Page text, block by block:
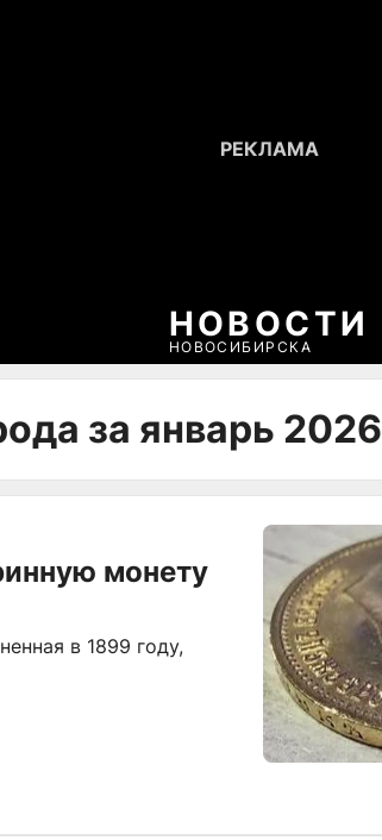
НОВОСТИ
НОВОСИБИРСКА
за январь 2026
монету
в 1899 году,